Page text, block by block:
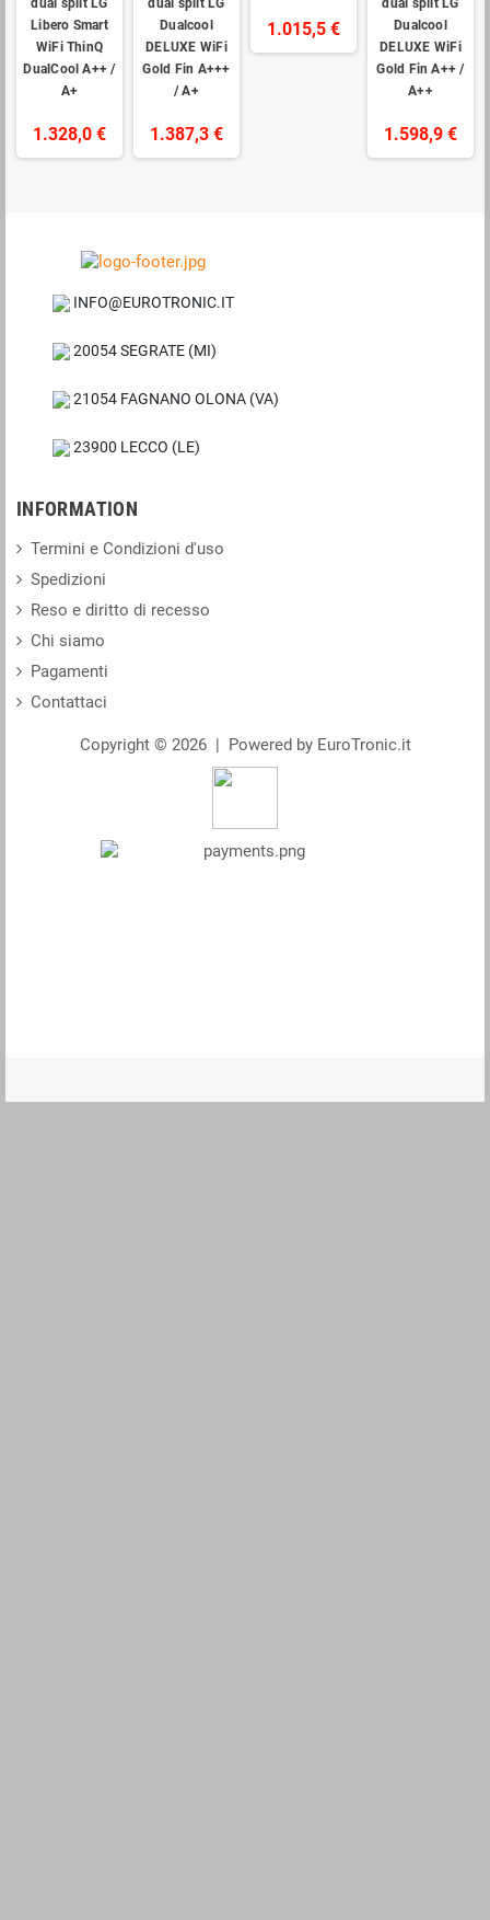
dual split LG
Libero Smart
WiFi ThinQ
DualCool A++ /
A+
1.328,0 €
dual split LG
Dualcool
DELUXE WiFi
Gold Fin A+++
/ A+
1.387,3 €
1.015,5 €
dual split LG
Dualcool
DELUXE WiFi
Gold Fin A++ /
A++
1.598,9 €
INFO@EUROTRONIC.IT
20054 SEGRATE (MI)
21054 FAGNANO OLONA (VA)
23900 LECCO (LE)
INFORMATION
Termini e Condizioni d'uso
Spedizioni
Reso e diritto di recesso
Chi siamo
Pagamenti
Contattaci
Copyright © 2026 | Powered by EuroTronic.it